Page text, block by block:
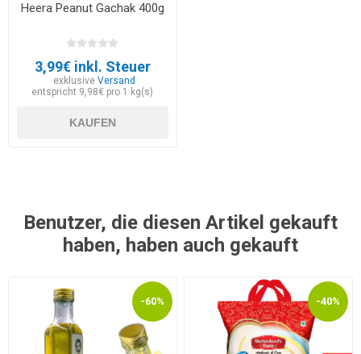
Heera Peanut Gachak 400g
3,99€ inkl. Steuer
exklusiveVersand
entspricht 9,98€ pro 1 kg(s)
KAUFEN
Benutzer, die diesen Artikel gekauft
haben, haben auch gekauft
-60% -40%